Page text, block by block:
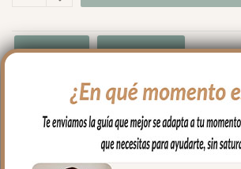
Medidas Cualidades
Envíos y Devoluciones